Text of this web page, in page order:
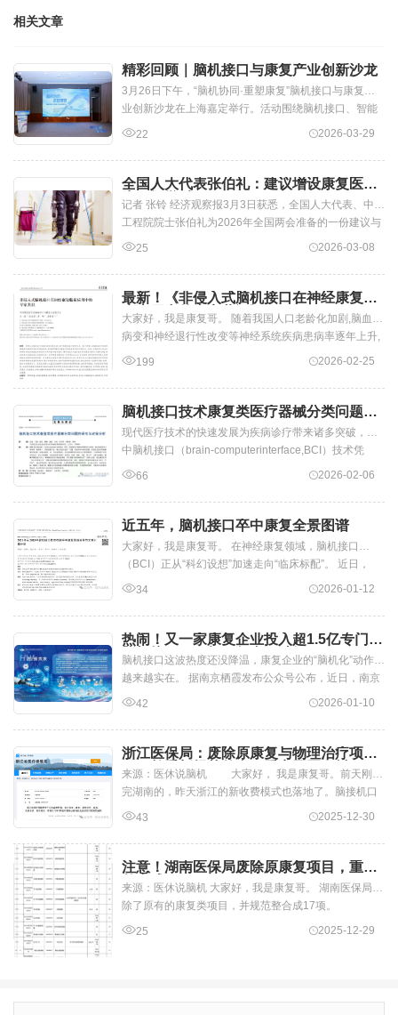
相关文章
精彩回顾｜脑机接口与康复产业创新沙龙
3月26日下午，“脑机协同·重塑康复”脑机接口与康复产
业创新沙龙在上海嘉定举行。活动围绕脑机接口、智能
康复、产业协同、人才培养等方向...
22 2026-03-29
全国人大代表张伯礼：建议增设康复医学
为一级学科！
记者 张铃 经济观察报3月3日获悉，全国人大代表、中国
工程院院士张伯礼为2026年全国两会准备的一份建议与
康复医学的学科建设相关。 张伯...
25 2026-03-08
最新！《非侵入式脑机接口在神经康复临
床应用中的专家共识》
大家好，我是康复哥。 随着我国人口老龄化加剧,脑血管
病变和神经退行性改变等神经系统疾病患病率逐年上升,
导...
199 2026-02-25
脑机接口技术康复类医疗器械分类问题的
研究与对策分析
现代医疗技术的快速发展为疾病诊疗带来诸多突破，其
中脑机接口（brain-computerinterface,BCI）技术凭
借“直接解读大脑信号、建立人...
66 2026-02-06
近五年，脑机接口卒中康复全景图谱
大家好，我是康复哥。 在神经康复领域，脑机接口
（BCI）正从“科幻设想”加速走向“临床标配”。 近日，
《中国康复理论与实践》刊发了一项...
34 2026-01-12
热闹！又一家康复企业投入超1.5亿专门搞
脑机接口，目标两年拿20张证
脑机接口这波热度还没降温，康复企业的“脑机化”动作却
越来越实在。 据南京栖霞发布公众号公布，近日，南京
华伟医疗设备有限公司全资子公...
42 2026-01-10
浙江医保局：废除原康复与物理治疗项
目，并重新规范整合！看完瑟瑟发抖........
来源：医休说脑机 大家好， 我是康复哥。前天刚发
完湖南的，昨天浙江的新收费模式也落地了。脑接机口
病房如何建设？医生扫码填表获取...
43 2025-12-30
注意！湖南医保局废除原康复项目，重新
整合成17项
来源：医休说脑机 大家好，我是康复哥。 湖南医保局废
除了原有的康复类项目，并规范整合成17项。
25 2025-12-29